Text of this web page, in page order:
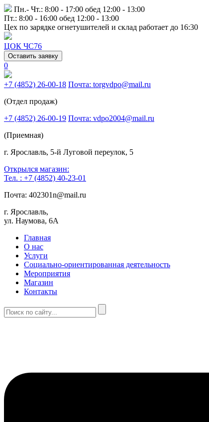
Пн.- Чт.: 8:00 - 17:00 обед 12:00 - 13:00
Пт.: 8:00 - 16:00 обед 12:00 - 13:00
Цех по зарядке огнетушителей и склад работает до 16:30
ЦОК ЧС76
Оставить заявку
0
+7 (4852) 26-00-18 Почта: torgvdpo@mail.ru
(Отдел продаж)
+7 (4852) 26-00-19 Почта: vdpo2004@mail.ru
(Приемная)
г. Ярославль, 5-й Луговой переулок, 5
Открылся магазин:
Тел. : +7 (4852) 40-23-01
Почта: 402301n@mail.ru
г. Ярославль,
ул. Наумова, 6А
Главная
О нас
Услуги
Социально-ориентированная деятельность
Мероприятия
Магазин
Контакты